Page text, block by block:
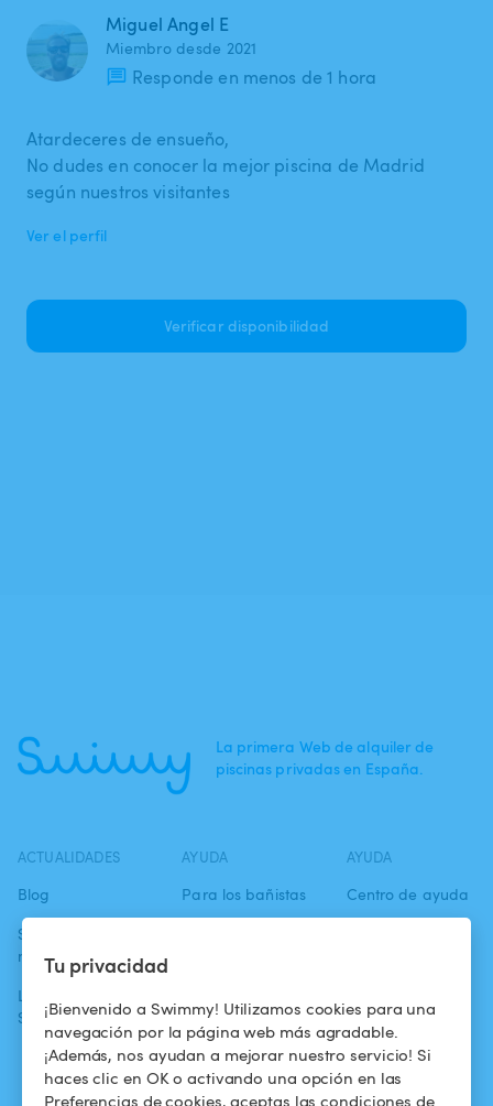
Tu privacidad
¡Bienvenido a Swimmy! Utilizamos cookies para una
navegación por la página web más agradable.
¡Además, nos ayudan a mejorar nuestro servicio! Si
haces clic en OK o activando una opción en las
Preferencias de cookies, aceptas las condiciones de
Miguel Angel E
Miembro desde 2021
Responde en menos de 1 hora
Atardeceres de ensueño,
No dudes en conocer la mejor piscina de Madrid
según nuestros visitantes
Ver el perfil
Verificar disponibilidad
La primera Web de alquiler de
piscinas privadas en España.
ACTUALIDADES
Blog
Swimmy en los
medios
La aventura
Swimmy
AYUDA
Para los bañistas
piscina
¿Cómo funciona?
AYUDA
Centro de ayuda
confidencialidad
Aviso legal